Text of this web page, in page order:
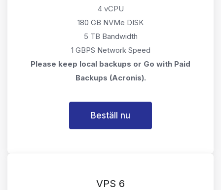
4 vCPU
180 GB NVMe DISK
5 TB Bandwidth
1 GBPS Network Speed
Please keep local backups or Go with Paid
Backups (Acronis).
Beställ nu
VPS 6